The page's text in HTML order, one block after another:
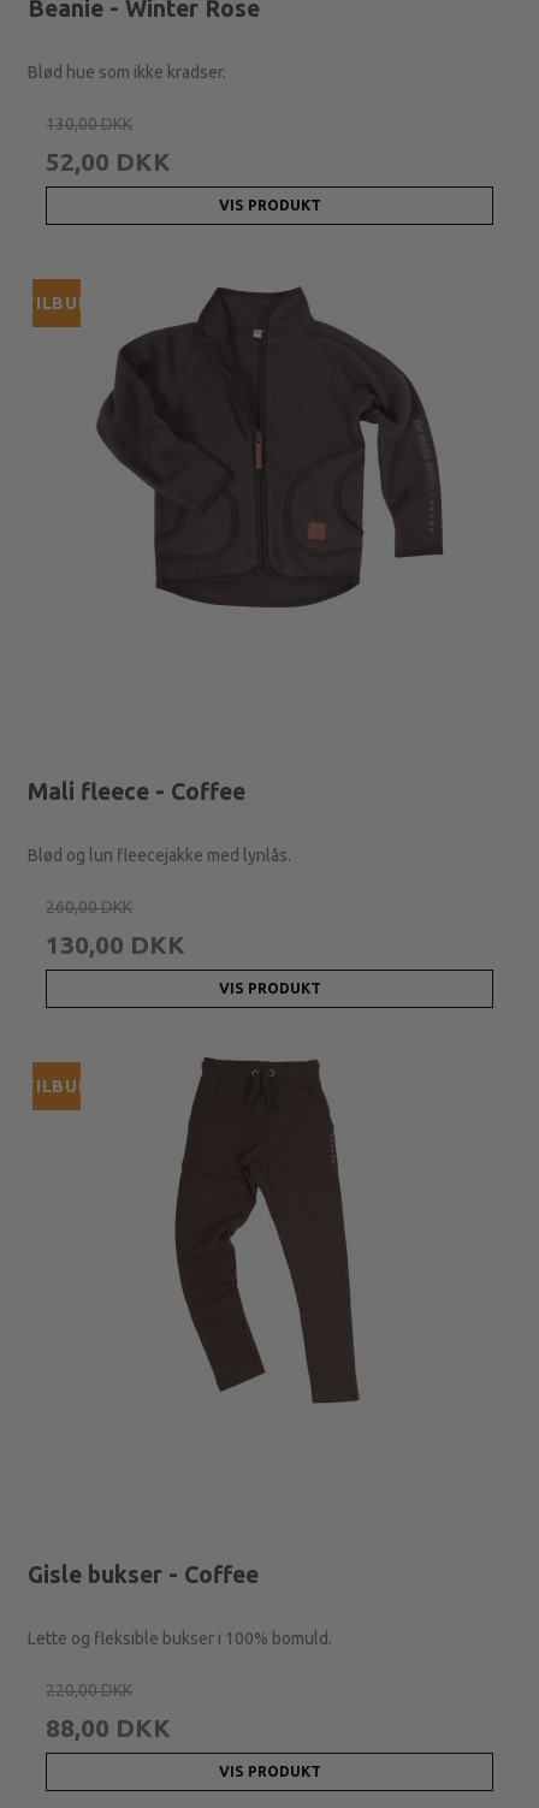
Beanie - Winter Rose
Blød hue som ikke kradser.
130,00 DKK
52,00 DKK
VIS PRODUKT
TILBUD
Mali fleece - Coffee
Blød og lun fleecejakke med lynlås.
260,00 DKK
130,00 DKK
VIS PRODUKT
TILBUD
Gisle bukser - Coffee
Lette og fleksible bukser i 100% bomuld.
220,00 DKK
88,00 DKK
VIS PRODUKT